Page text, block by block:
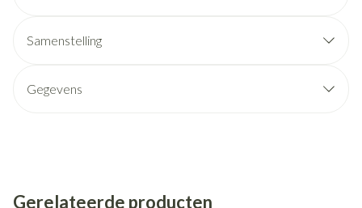
Samenstelling
Gegevens
Gerelateerde producten